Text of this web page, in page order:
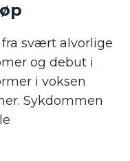
svært alvorlige
og debut i
i voksen
Sykdommen